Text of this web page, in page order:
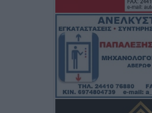
Έκρηξη και φωτιά σε
μετασχηματιστή
6 Αυγούστου 2026, 08:16
Την Κυριακή 9
ετήσιο μνημόσυνο
Κλήμου